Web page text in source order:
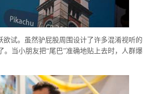
试。虽然驴屁股周围设计了许多混淆视听的
当小朋友把“尾巴”准确地贴上去时，人群爆